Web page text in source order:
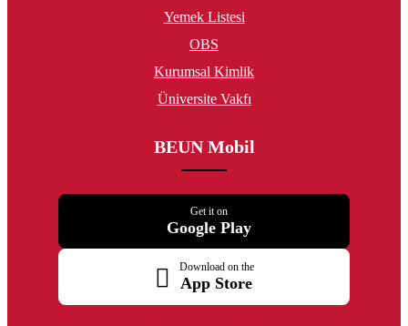
Yemek Listesi
OBS
Kurumsal Kimlik
Üniversite Vakfı
BEUN Mobil
Get it on
Google Play
Download on the
App Store